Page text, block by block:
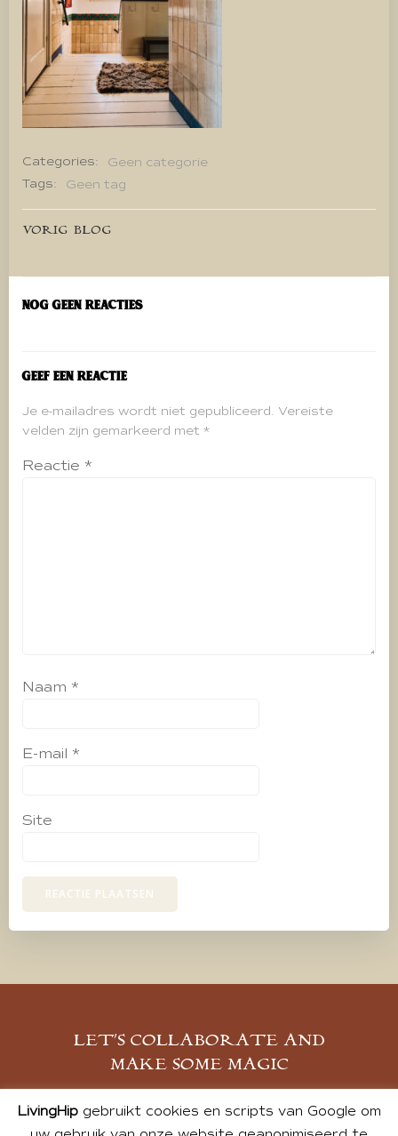
Categories:
Geen categorie
Tags:
Geen tag
Bericht
navigatie
VORIG BLOG
Nog geen reacties
Geef een reactie
Je e-mailadres wordt niet gepubliceerd. Vereiste
velden zijn gemarkeerd met *
Reactie *
Naam *
E-mail *
Site
LET’S COLLABORATE AND
MAKE SOME MAGIC
MELD JE AAN
LivingHipgebruikt cookies en scripts van Google om